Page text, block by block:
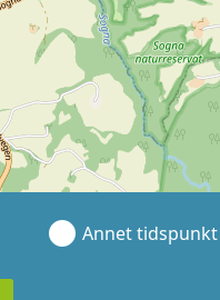
Annet tidspunkt